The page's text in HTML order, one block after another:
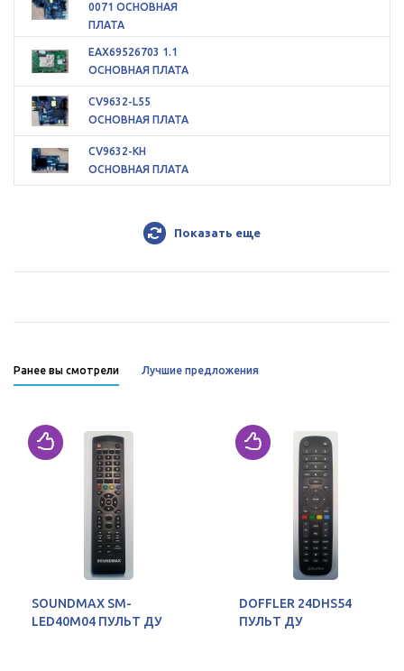
0071 ОСНОВНАЯ
ПЛАТА
EAX69526703 1.1
ОСНОВНАЯ ПЛАТА
CV9632-L55
ОСНОВНАЯ ПЛАТА
CV9632-KH
ОСНОВНАЯ ПЛАТА
Показать еще
Ранее вы смотрели Лучшие предложения
SOUNDMAX SM-
LED40M04 ПУЛЬТ ДУ
DOFFLER 24DHS54
ПУЛЬТ ДУ